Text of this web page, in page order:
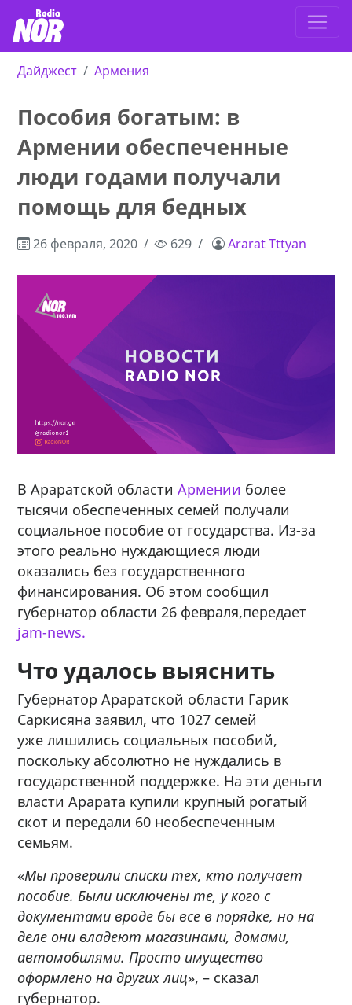
Дайджест Армения
Пособия богатым: в
Армении обеспеченные
люди годами получали
помощь для бедных
26 февраля, 2020 629 Ararat Tttyan
В Араратской областиАрмении более
тысячи обеспеченных семей получали
социальное пособие от государства. Из-за
этого реально нуждающиеся люди
оказались без государственного
финансирования. Об этом сообщил
губернатор области 26 февраля,передает
jam-news.
Что удалось выяснить
Губернатор Араратской области Гарик
Саркисяна заявил, что 1027 семей
уже лишились социальных пособий,
поскольку абсолютно не нуждались в
государственной поддержке. На эти деньги
власти Арарата купили крупный рогатый
скот и передали 60 необеспеченным
семьям.
«Мы проверили списки тех, кто получает
пособие. Были исключены те, у кого с
документами вроде бы все в порядке, но на
деле они владеют магазинами, домами,
автомобилями. Просто имущество
оформлено на других лиц», – сказал
губернатор.